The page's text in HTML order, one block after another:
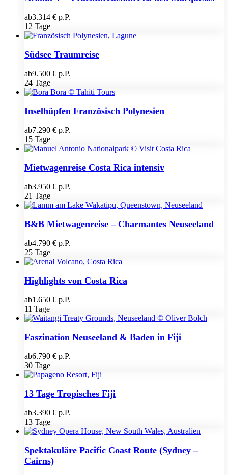
ab3.314 € p.P.
12 Tage
Südsee Traumreise
ab9.500 € p.P.
24 Tage
Inselhüpfen Französisch Polynesien
ab7.290 € p.P.
15 Tage
Mietwagenreise Costa Rica intensiv
ab3.950 € p.P.
21 Tage
B&B Mietwagenreise – Charmantes Neuseeland
ab4.790 € p.P.
25 Tage
Highlights von Costa Rica
ab1.650 € p.P.
11 Tage
Faszination Neuseeland & Baden in Fiji
ab6.790 € p.P.
30 Tage
13 Tage Tropisches Fiji
ab3.390 € p.P.
13 Tage
Spektakuläre Pacific Coast Route (Sydney –
Cairns)